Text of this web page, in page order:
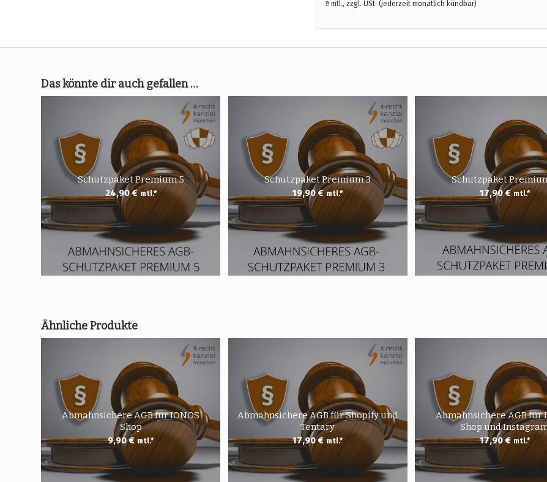
ª mtl., zzgl. USt. (jederzeit monatlich kündbar)
Das könnte dir auch gefallen …
Schutzpaket Premium 5
24,90€ mtl.*
Schutzpaket Premium 3
19,90€ mtl.*
Schutzpaket
17,90€ mtl.*
Ähnliche Produkte
Abmahnsichere AGB für IONOS
Shop
9,90€ mtl.*
Abmahnsichere AGB für Shopify und
Tentary
17,90€ mtl.*
Abmahnsichere AGB für
Shop und
17,90€ mtl.*